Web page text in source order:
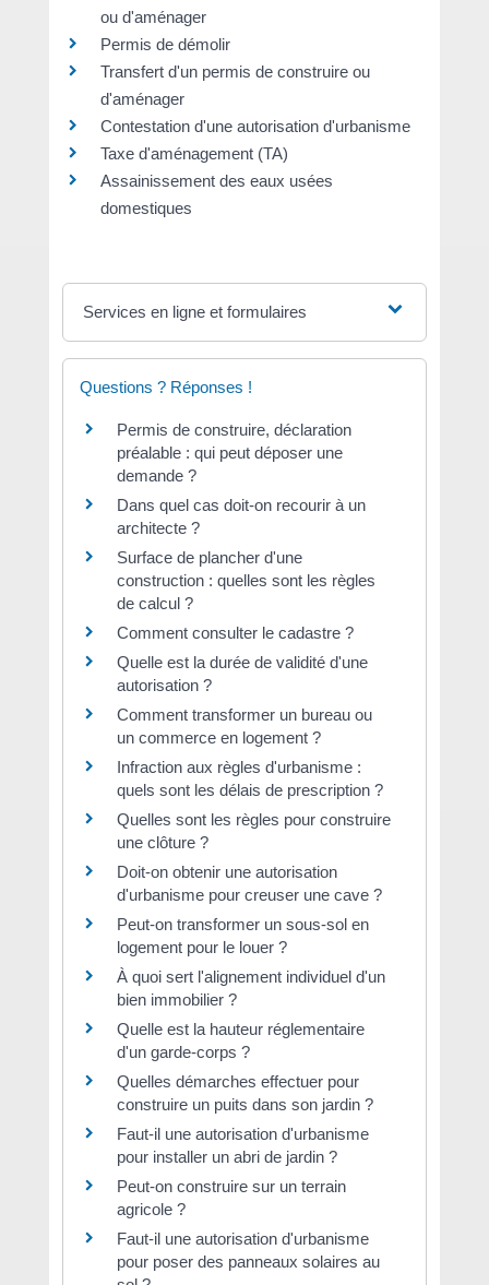
ou d'aménager
Permis de démolir
Transfert d'un permis de construire ou
d'aménager
Contestation d'une autorisation d'urbanisme
Taxe d'aménagement (TA)
Assainissement des eaux usées
domestiques
Services en ligne et formulaires
Questions ? Réponses !
Permis de construire, déclaration
préalable : qui peut déposer une
demande ?
Dans quel cas doit-on recourir à un
architecte ?
Surface de plancher d'une
construction : quelles sont les règles
de calcul ?
Comment consulter le cadastre ?
Quelle est la durée de validité d'une
autorisation ?
Comment transformer un bureau ou
un commerce en logement ?
Infraction aux règles d'urbanisme :
quels sont les délais de prescription ?
Quelles sont les règles pour construire
une clôture ?
Doit-on obtenir une autorisation
d'urbanisme pour creuser une cave ?
Peut-on transformer un sous-sol en
logement pour le louer ?
À quoi sert l'alignement individuel d'un
bien immobilier ?
Quelle est la hauteur réglementaire
d'un garde-corps ?
Quelles démarches effectuer pour
construire un puits dans son jardin ?
Faut-il une autorisation d'urbanisme
pour installer un abri de jardin ?
Peut-on construire sur un terrain
agricole ?
Faut-il une autorisation d'urbanisme
pour poser des panneaux solaires au